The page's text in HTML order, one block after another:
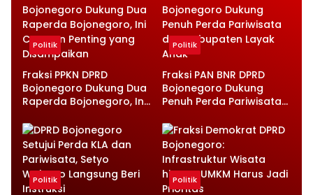
Politik
Fraksi PPKN DPRD
Bojonegoro Dukung Dua
Raperda Bojonegoro, Ini
Disampaikan
Politik
Fraksi PAN BNR DPRD
Bojonegoro Dukung
Penuh Perda Pariwisata
Anak
Politik Politik